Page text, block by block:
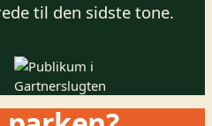
til den sidste tone.